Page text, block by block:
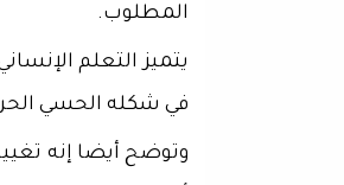
المطلوب.
يتميز التعلم
في شكله الحسي
وتوضح أيضا إنه